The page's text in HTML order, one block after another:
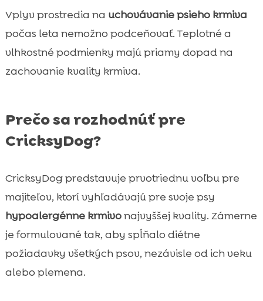
Vplyv prostredia na uchovávanie psieho krmiva
počas leta nemožno podceňovať. Teplotné a
vlhkostné podmienky majú priamy dopad na
zachovanie kvality krmiva.
Prečo sa rozhodnúť pre
CricksyDog?
CricksyDog predstavuje prvotriednu voľbu pre
majiteľov, ktorí vyhľadávajú pre svoje psy
hypoalergénne krmivonajvyššej kvality. Zámerne
je formulované tak, aby spĺňalo diétne
požiadavky všetkých psov, nezávisle od ich veku
alebo plemena.